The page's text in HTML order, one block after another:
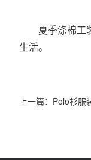
夏季涤棉工
生活。
上一篇： Polo衫服